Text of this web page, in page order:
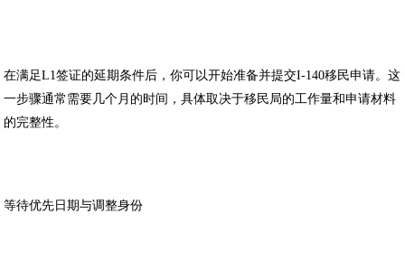
在满足L1签证的延期条件后，你可以开始准备并提交I-140移民申请。这
一步骤通常需要几个月的时间，具体取决于移民局的工作量和申请材料
的完整性。
等待优先日期与调整身份